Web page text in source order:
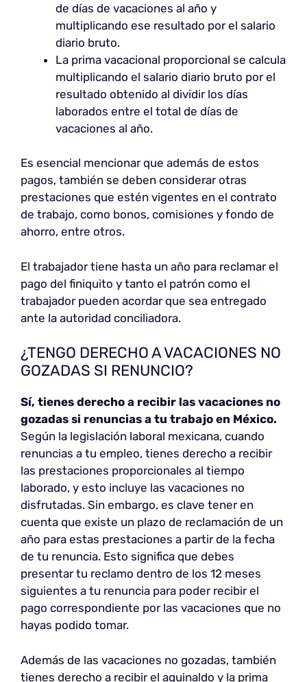
de días de vacaciones al año y
multiplicando ese resultado por el salario
diario bruto.
La prima vacacional proporcional se calcula
multiplicando el salario diario bruto por el
resultado obtenido al dividir los días
laborados entre el total de días de
vacaciones al año.
Es esencial mencionar que además de estos
pagos, también se deben considerar otras
prestaciones que estén vigentes en el contrato
de trabajo, como bonos, comisiones y fondo de
ahorro, entre otros.
El trabajador tiene hasta un año para reclamar el
pago del finiquito y tanto el patrón como el
trabajador pueden acordar que sea entregado
ante la autoridad conciliadora.
¿TENGO DERECHO A VACACIONES NO
GOZADAS SI RENUNCIO?
Sí, tienes derecho a recibir las vacaciones no
gozadas si renuncias a tu trabajo en México.
Según la legislación laboral mexicana, cuando
renuncias a tu empleo, tienes derecho a recibir
las prestaciones proporcionales al tiempo
laborado, y esto incluye las vacaciones no
disfrutadas. Sin embargo, es clave tener en
cuenta que existe un plazo de reclamación de un
año para estas prestaciones a partir de la fecha
de tu renuncia. Esto significa que debes
presentar tu reclamo dentro de los 12 meses
siguientes a tu renuncia para poder recibir el
pago correspondiente por las vacaciones que no
hayas podido tomar.
Además de las vacaciones no gozadas, también
tienes derecho a recibir el aguinaldo y la prima